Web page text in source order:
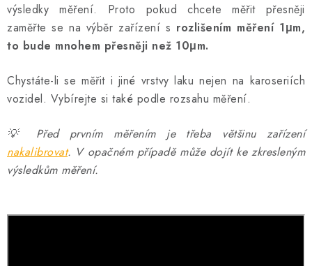
výsledky měření. Proto pokud chcete měřit přesněji
zaměřte se na výběr zařízení s rozlišením měření 1μm,
to bude mnohem přesněji než 10μm.
Chystáte-li se měřit i jiné vrstvy laku nejen na karoseriích
vozidel. Vybírejte si také podle rozsahu měření.
💡 Před prvním měřením je třeba většinu zařízení
nakalibrovat. V opačném případě může dojít ke zkresleným
výsledkům měření.